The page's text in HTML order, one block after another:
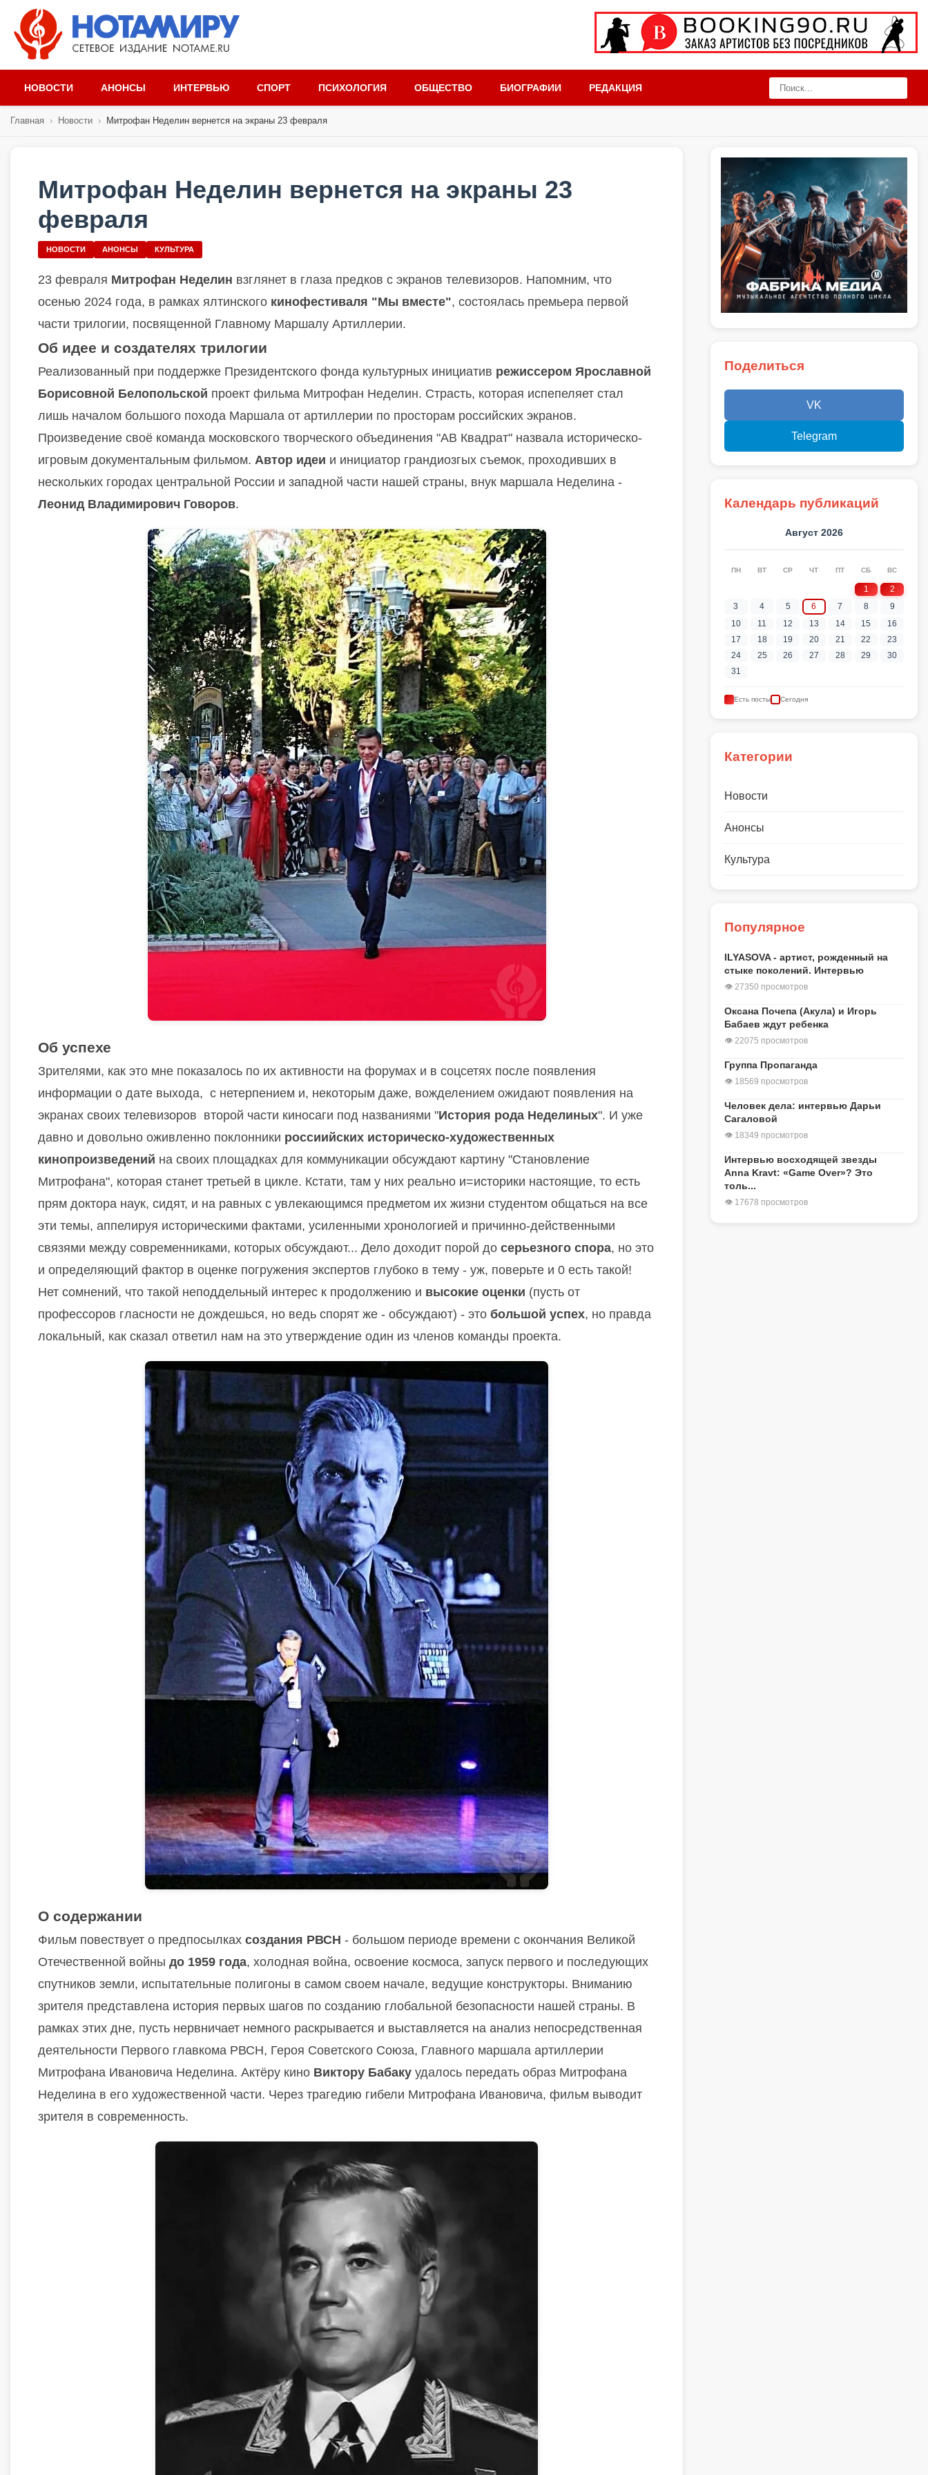
НОВОСТИ АНОНСЫ ИНТЕРВЬЮ СПОРТ ПСИХОЛОГИЯ ОБЩЕСТВО БИОГРАФИИ РЕДАКЦИЯ
Главная › Новости › Митрофан Неделин вернется на экраны 23 февраля
Митрофан Неделин вернется на экраны 23
февраля
НОВОСТИ АНОНСЫ КУЛЬТУРА
23 февраля Митрофан Неделин взглянет в глаза предков с экранов телевизоров. Напомним, что
осенью 2024 года, в рамках ялтинского кинофестиваля "Мы вместе", состоялась премьера первой
части трилогии, посвященной Главному Маршалу Артиллерии.
Об идее и создателях трилогии
Реализованный при поддержке Президентского фонда культурных инициатив режиссером Ярославной
Борисовной Белопольской проект фильма Митрофан Неделин. Страсть, которая испепеляет стал
лишь началом большого похода Маршала от артиллерии по просторам российских экранов.
Произведение своё команда московского творческого объединения "АВ Квадрат" назвала историческо-
игровым документальным фильмом. Автор идеи и инициатор грандиозгых съемок, проходивших в
нескольких городах центральной России и западной части нашей страны, внук маршала Неделина -
Леонид Владимирович Говоров.
Об успехе
Зрителями, как это мне показалось по их активности на форумах и в соцсетях после появления
информации о дате выхода, с нетерпением и, некоторым даже, вожделением ожидают появления на
экранах своих телевизоров второй части киносаги под названиями "История рода Неделиных". И уже
давно и довольно оживленно поклонники россиийских историческо-художественных
кинопроизведений на своих площадках для коммуникации обсуждают картину "Становление
Митрофана", которая станет третьей в цикле. Кстати, там у них реально и=историки настоящие, то есть
прям доктора наук, сидят, и на равных с увлекающимся предметом их жизни студентом общаться на все
эти темы, аппелируя историческими фактами, усиленными хронологией и причинно-действенными
связями между современниками, которых обсуждают... Дело доходит порой до серьезного спора, но это
и определяющий фактор в оценке погружения экспертов глубоко в тему - уж, поверьте и 0 есть такой!
Нет сомнений, что такой неподдельный интерес к продолжению и высокие оценки (пусть от
профессоров гласности не дождешься, но ведь спорят же - обсуждают) - это большой успех, но правда
локальный, как сказал ответил нам на это утверждение один из членов команды проекта.
О содержании
Фильм повествует о предпосылках создания РВСН - большом периоде времени с окончания Великой
Отечественной войны до 1959 года, холодная война, освоение космоса, запуск первого и последующих
спутников земли, испытательные полигоны в самом своем начале, ведущие конструкторы. Вниманию
зрителя представлена история первых шагов по созданию глобальной безопасности нашей страны. В
рамках этих дне, пусть нервничает немного раскрывается и выставляется на анализ непосредственная
деятельности Первого главкома РВСН, Героя Советского Союза, Главного маршала артиллерии
Митрофана Ивановича Неделина. Актёру кино Виктору Бабаку удалось передать образ Митрофана
Неделина в его художественной части. Через трагедию гибели Митрофана Ивановича, фильм выводит
зрителя в современность.
Поделиться
VK
Telegram
Календарь публикаций
Август 2026
ПН ВТ СР ЧТ ПТ СБ ВС
1
2
3
4 5 6 7 8
9
10
11 12 13 14 15
16
17
18 19 20 21 22
23
24
25 26 27 28 29
30
31
Есть посты Сегодня
Категории
Новости
Анонсы
Культура
Популярное
ILYASOVA - артист, рожденный на
стыке поколений. Интервью
👁 27350 просмотров
Оксана Почепа (Акула) и Игорь
Бабаев ждут ребенка
👁 22075 просмотров
Группа Пропаганда
👁 18569 просмотров
Человек дела: интервью Дарьи
Сагаловой
👁 18349 просмотров
Интервью восходящей звезды
Anna Kravt: «Game Over»? Это
толь...
👁 17678 просмотров